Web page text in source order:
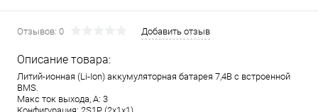
Отзывов: 0 Добавить отзыв
Описание товара:
Литий-ионная (Li-Ion) аккумуляторная батарея 7,4В с встроенной
BMS.
Макс ток выхода, А: 3